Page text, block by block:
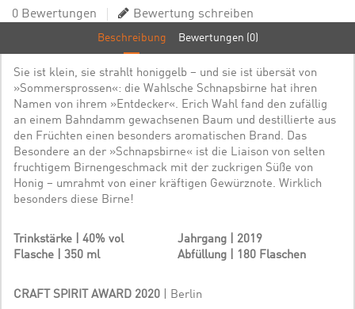
0 Bewertungen Bewertung schreiben
Beschreibung Bewertungen (0)
Sie ist klein, sie strahlt honiggelb – und sie ist übersät von
»Sommersprossen«: die Wahlsche Schnapsbirne hat ihren
Namen von ihrem »Entdecker«. Erich Wahl fand den zufällig
an einem Bahndamm gewachsenen Baum und destillierte aus
den Früchten einen besonders aromatischen Brand. Das
Besondere an der »Schnapsbirne« ist die Liaison von selten
fruchtigem Birnengeschmack mit der zuckrigen Süße von
Honig – umrahmt von einer kräftigen Gewürznote. Wirklich
besonders diese Birne!
Trinkstärke | 40% vol
Jahrgang | 2019
Flasche | 350 ml
Abfüllung | 180 Flaschen
CRAFT SPIRIT AWARD 2020 | Berlin